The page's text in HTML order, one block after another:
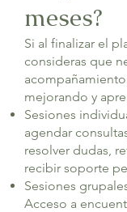
meses?
Si al finalizar el
consideras que
mejorando y
Sesiones
agendar
resolver dudas,
recibir soporte
Sesiones
Acceso a